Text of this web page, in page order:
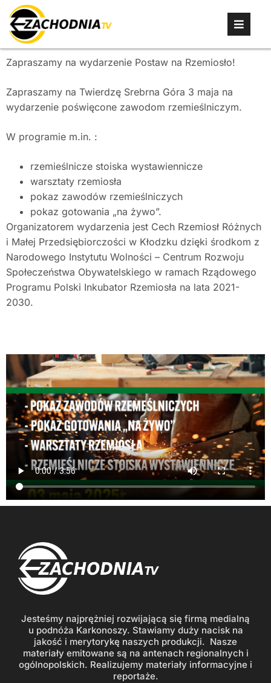
Zapraszamy na wydarzenie Postaw na Rzemiosło!
Zapraszamy na Twierdzę Srebrna Góra 3 maja na
wydarzenie poświęcone zawodom rzemieślniczym.
W programie m.in. :
rzemieślnicze stoiska wystawiennicze
warsztaty rzemiosła
pokaz zawodów rzemieślniczych
pokaz gotowania „na żywo”.
Organizatorem wydarzenia jest Cech Rzemiosł Różnych
i Małej Przedsiębiorczości w Kłodzku dzięki środkom z
Narodowego Instytutu Wolności – Centrum Rozwoju
Społeczeństwa Obywatelskiego w ramach Rządowego
Programu Polski Inkubator Rzemiosła na lata 2021-
2030.
Jesteśmy najprężniej rozwijającą się firmą medialną
u podnóża Karkonoszy. Stawiamy duży nacisk na
jakość i merytorykę naszych produkcji. Nasze
materiały emitowane są na antenach regionalnych i
ogólnopolskich. Realizujemy materiały informacyjne i
reportaże.